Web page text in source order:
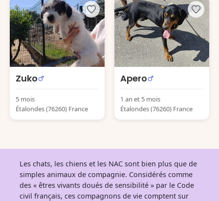
Zuko
5 mois
Étalondes (76260) France
Apero
1 an et 5 mois
Étalondes (76260) France
Les chats, les chiens et les NAC sont bien plus que de
simples animaux de compagnie. Considérés comme
des « êtres vivants doués de sensibilité » par le Code
civil français, ces compagnons de vie comptent sur